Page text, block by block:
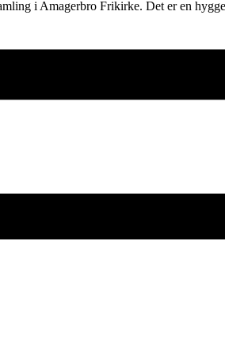
i Amagerbro Frikirke. Det er en